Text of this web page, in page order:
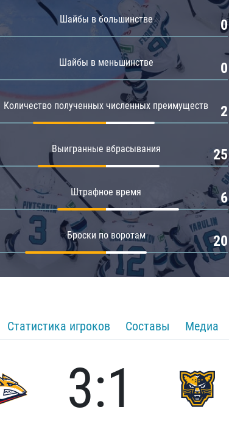
Шайбы в большинстве 0
Шайбы в меньшинстве 0
Количество полученных численных преимуществ 2
Выигранные вбрасывания 25
Штрафное время 6
Броски по воротам 20
Статистика игроков Составы Медиа
3:1